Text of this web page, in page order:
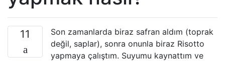
11
Son zamanlarda biraz safran aldım (toprak
değil, saplar), sonra onunla biraz Risotto
yapmaya çalıştım. Suyumu kaynattım ve